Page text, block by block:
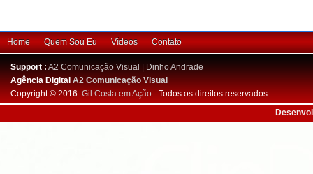
Home Quem Sou Eu Vídeos Contato
Support : A2 Comunicação Visual
Dinho Andrade
Agência DigitalA2 Comunicação Visual
Copyright © 2016. Gil Costa em Ação - Todos os direitos reservados.